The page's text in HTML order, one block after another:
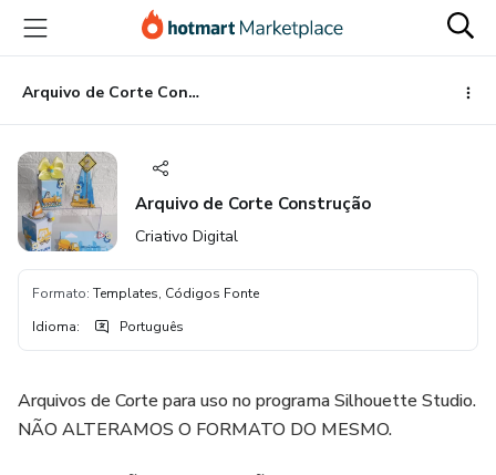
para
conteúdo
principal
para
pagamento
para
rodapé
Arquivo de Corte Construção
Arquivo de Corte Construção
Criativo Digital
Formato: Templates, Códigos Fonte
Idioma: Português
Arquivos de Corte para uso no programa Silhouette Studio.
NÃO ALTERAMOS O FORMATO DO MESMO.